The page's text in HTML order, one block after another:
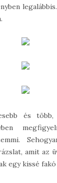
és több,
amit az
egy kissé